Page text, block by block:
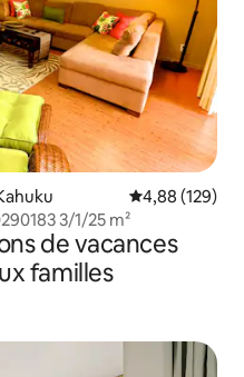
Évaluation
4,88 (129)
3/1/25 m²
de vacances
familles